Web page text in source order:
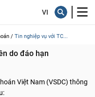
/ Tin nghiệp vụ với TC...
do đáo hạn
Việt Nam (VSDC) thông